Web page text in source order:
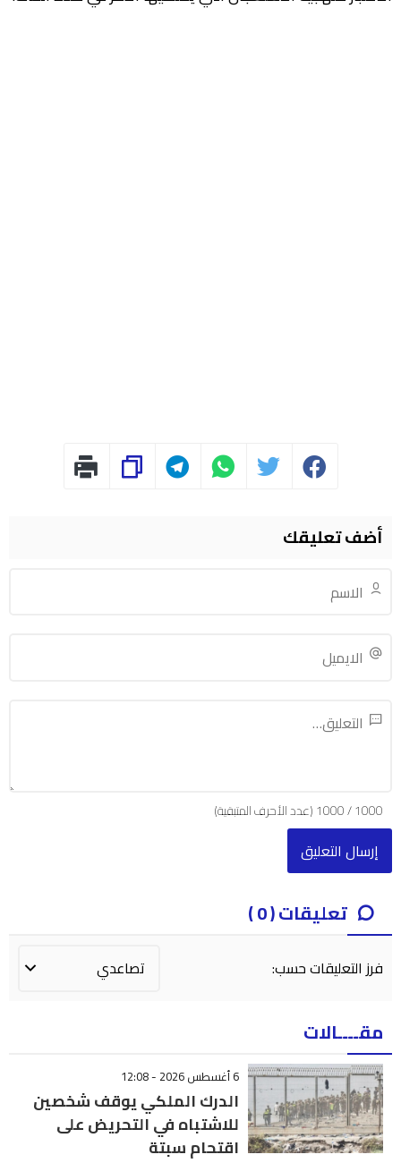
أضف تعليقك
1000
/
1000(عدد الأحرف المتبقية)
تعليقات ( 0 )
فرز التعليقات حسب:
مقــــالات
6 أغسطس 2026 - 12:08
الدرك الملكي يوقف شخصين
للاشتباه في التحريض على
اقتحام سبتة